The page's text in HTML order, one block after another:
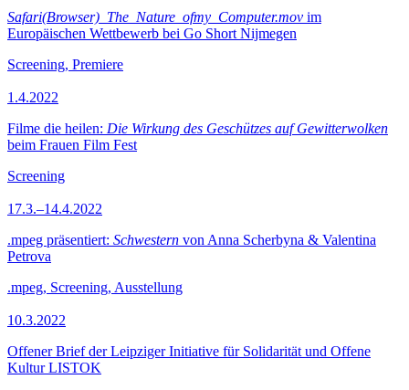
Safari(Browser)_The_Nature_ofmy_Computer.mov im
Europäischen Wettbewerb bei Go Short Nijmegen
Screening, Premiere
1.4.2022
Filme die heilen: Die Wirkung des Geschützes auf Gewitterwolken
beim Frauen Film Fest
Screening
17.3.–14.4.2022
.mpeg präsentiert: Schwestern von Anna Scherbyna & Valentina
Petrova
.mpeg, Screening, Ausstellung
10.3.2022
Offener Brief der Leipziger Initiative für Solidarität und Offene
Kultur LISTOK